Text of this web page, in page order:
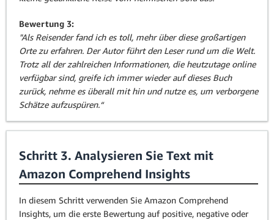
Bewertung 3:
"Als Reisender fand ich es toll, mehr über diese großartigen
Orte zu erfahren. Der Autor führt den Leser rund um die Welt.
Trotz all der zahlreichen Informationen, die heutzutage online
verfügbar sind, greife ich immer wieder auf dieses Buch
zurück, nehme es überall mit hin und nutze es, um verborgene
Schätze aufzuspüren.“
Schritt 3. Analysieren Sie Text mit
Amazon Comprehend Insights
In diesem Schritt verwenden Sie Amazon Comprehend
Insights, um die erste Bewertung auf positive, negative oder